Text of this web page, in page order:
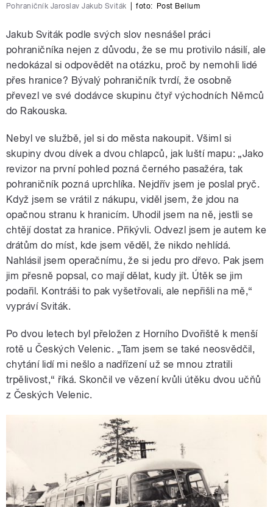
Pohraničník Jaroslav Jakub Sviták foto: Post Bellum
Jakub Sviták podle svých slov nesnášel práci
pohraničníka nejen z důvodu, že se mu protivilo násilí, ale
nedokázal si odpovědět na otázku, proč by nemohli lidé
přes hranice? Bývalý pohraničník tvrdí, že osobně
převezl ve své dodávce skupinu čtyř východních Němců
do Rakouska.
Nebyl ve službě, jel si do města nakoupit. Všiml si
skupiny dvou dívek a dvou chlapců, jak luští mapu: „Jako
revizor na první pohled pozná černého pasažéra, tak
pohraničník pozná uprchlíka. Nejdřív jsem je poslal pryč.
Když jsem se vrátil z nákupu, viděl jsem, že jdou na
opačnou stranu k hranicím. Uhodil jsem na ně, jestli se
chtějí dostat za hranice. Přikývli. Odvezl jsem je autem ke
drátům do míst, kde jsem věděl, že nikdo nehlídá.
Nahlásil jsem operačnímu, že si jedu pro dřevo. Pak jsem
jim přesně popsal, co mají dělat, kudy jít. Útěk se jim
podařil. Kontráši to pak vyšetřovali, ale nepřišli na mě,“
vypráví Sviták.
Po dvou letech byl přeložen z Horního Dvořiště k menší
rotě u Českých Velenic. „Tam jsem se také neosvědčil,
chytání lidí mi nešlo a nadřízení už se mnou ztratili
trpělivost,“ říká. Skončil ve vězení kvůli útěku dvou učňů
z Českých Velenic.